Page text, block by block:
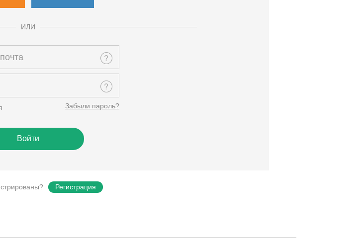
ИЛИ
Забыли пароль?
Регистрация